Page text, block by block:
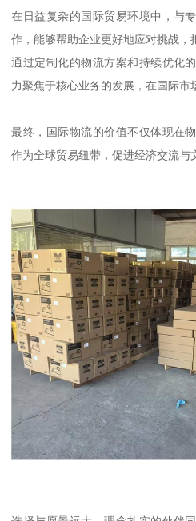
在日益复杂的国际贸易环境中，与
作，能够帮助企业更好地应对挑战，
通过定制化的物流方案和持续优化
力聚焦于核心业务的发展，在国际市
最终，国际物流的价值不仅体现在
作为全球贸易纽带，促进经济交流与